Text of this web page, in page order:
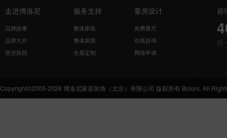
走进博洛尼
品牌故事
品牌大片
营业执照
服务支持
整体家装
整体厨房
全屋定制
量房设计
免费量尺
在线咨询
网络申请
咨
周
Copyright©2005-2026 博洛尼家居装饰（北京）有限公司 版权所有 Boloni. All